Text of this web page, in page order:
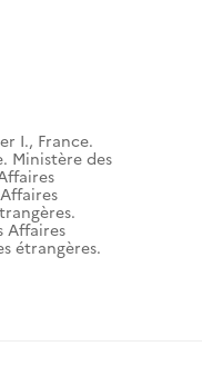
I., France.
Ministère des
Affaires
étrangères.